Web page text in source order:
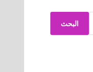
البحث